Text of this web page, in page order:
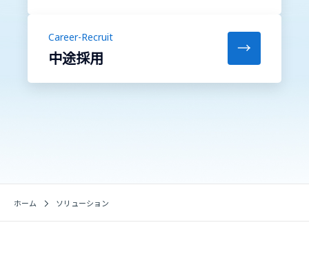
Career-Recruit
中途採用
→
ホーム ソリューション